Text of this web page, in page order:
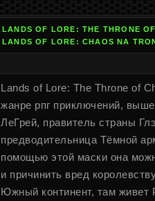
LANDS OF LORE: THE
LANDS OF LORE: CHAOS NA
Lands of Lore: The Throne of
жанре рпг приключений,
ЛеГрей, правитель страны
предводительница Тёмной
помощью этой маски она
и причинить вред
Южный континент, там живет